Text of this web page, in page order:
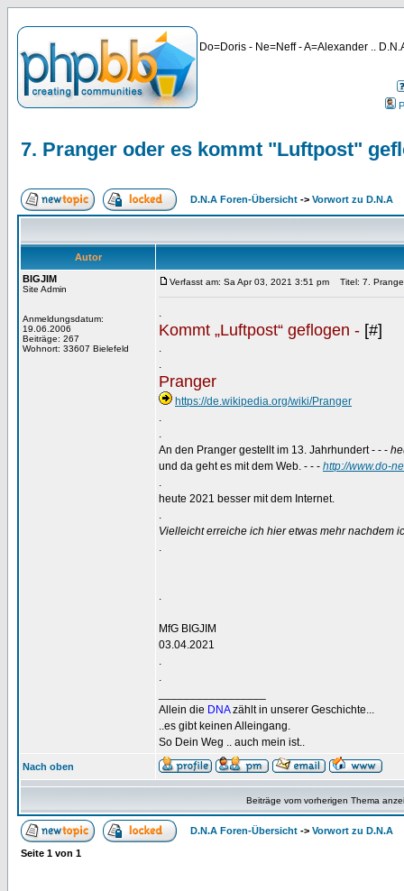
Do=Doris - Ne=Neff - A=Alexander ..
7. Pranger oder es kommt "Luftpost"
D.N.A Foren-Übersicht -> Vorwort zu D.N.A
Autor
BIGJIM
Site Admin
Anmeldungsdatum:
19.06.2006
Beiträge: 267
Wohnort: 33607 Bielefeld
Verfasst am: Sa Apr 03, 2021 3:51 pm Titel: 7.
.
Kommt „Luftpost“ geflogen - [#]
.
.
Pranger
https://de.wikipedia.org/wiki/Pranger
.
.
An den Pranger gestellt im 13. Jahrhundert - - -
und da geht es mit dem Web. - - - http://www.do-
.
heute 2021 besser mit dem Internet.
.
Vielleicht erreiche ich hier etwas mehr nachdem
.
.
MfG BIGJIM
03.04.2021
.
.
Allein die DNAzählt in unserer Geschichte...
..es gibt keinen Alleingang.
So Dein Weg .. auch mein ist..
Nach oben
Beiträge vom vorherigen Thema
D.N.A Foren-Übersicht -> Vorwort zu D.N.A
Seite 1 von 1